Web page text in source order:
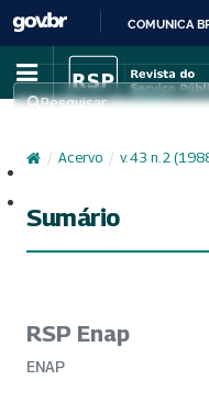
COMUNICA
Pesquisar
/ Acervo / v. 43 n. 2
Sumário
RSP Enap
ENAP